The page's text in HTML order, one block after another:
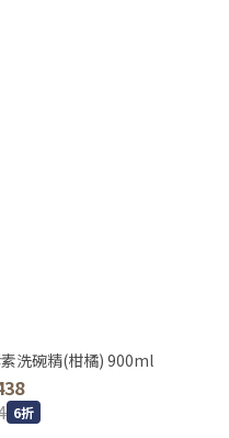
素洗碗精(柑橘) 900ml
6折